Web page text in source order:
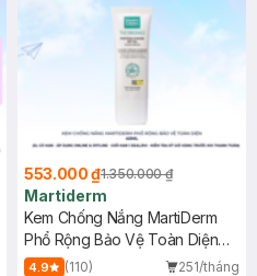
553.000 ₫1.350.000 ₫
Martiderm
Kem Chống Nắng MartiDerm
Phổ Rộng Bảo Vệ Toàn Diện
40ml
4.9 (110)
251/tháng